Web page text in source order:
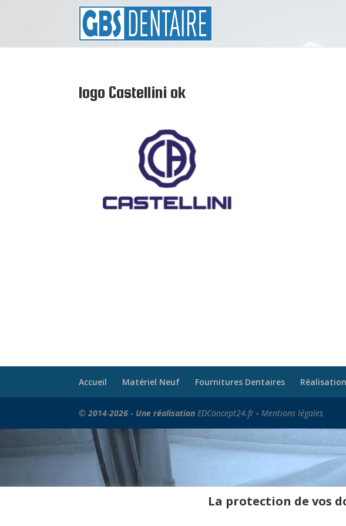
logo Castellini ok
Accueil Matériel Neuf Fournitures Dentaires
© 2014-2026 - Une réalisationEDConcept24.fr -Mentions légales
La protection de vos